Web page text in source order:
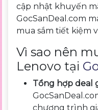
cập nhật khuyến
GocSanDeal.com
mua sắm tiết kiệm
Vì sao nên
Lenovo tại
Tổng hợp deal
chương trình